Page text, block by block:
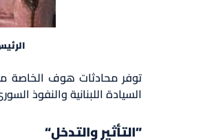
توفر محادثات هوف الخاصة
السيادة اللبنانية والنفوذ
”التأثير والتدخل“